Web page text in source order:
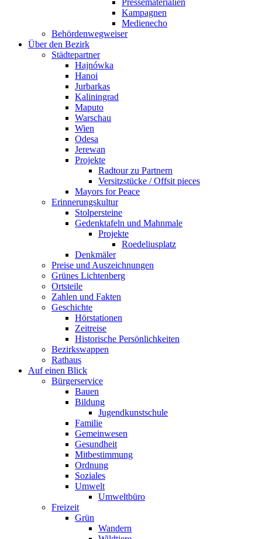
Presse­materialien
Kampagnen
Medienecho
Behörden­wegweiser
Über den Bezirk
Städte­partner
Hajnówka
Hanoi
Jurbarkas
Kaliningrad
Maputo
Warschau
Wien
Odesa
Jerewan
Projekte
Radtour zu Partnern
Versitzstücke /­ Offsit pieces
Mayors for Peace
Erinnerungs­kultur
Stolpersteine
Gedenktafeln und Mahnmale
Projekte
Roedeliusplatz
Denkmäler
Preise und ­Auszeichnungen
Grünes Lichtenberg
Ortsteile
Zahlen und Fakten
Geschichte
Hörstationen
Zeitreise
Historische Persönlichkeiten
Bezirkswappen
Rathaus
Auf einen Blick
Bürgerservice
Bauen
Bildung
Jugend­kunst­schule
Familie
Gemeinwesen
Gesundheit
Mitbestimmung
Ordnung
Soziales
Umwelt
Umweltbüro
Freizeit
Grün
Wandern